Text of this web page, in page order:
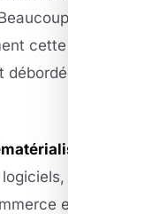
de
cette charge
après
photos,
est